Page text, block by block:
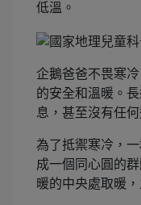
低溫。
企鵝爸爸不畏寒
的安全和溫暖。
息，甚至沒有任何
為了抵禦寒冷，
成一個同心圓的
暖的中央處取暖